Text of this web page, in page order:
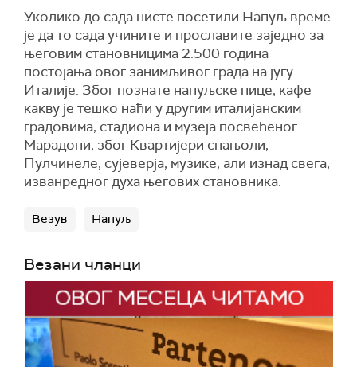
Уколико до сада нисте посетили Напуљ време
је да то сада учините и прославите заједно за
његовим становницима 2.500 година
постојања овог занимљивог града на југу
Италије. Због познате напуљске пице, кафе
какву је тешко наћи у другим италијанским
градовима, стадиона и музеја посвећеног
Марадони, због Квартијери спањоли,
Пулчинеле, сујеверја, музике, али изнад свега,
изванредног духа његових становника.
Везув Напуљ
Везани чланци